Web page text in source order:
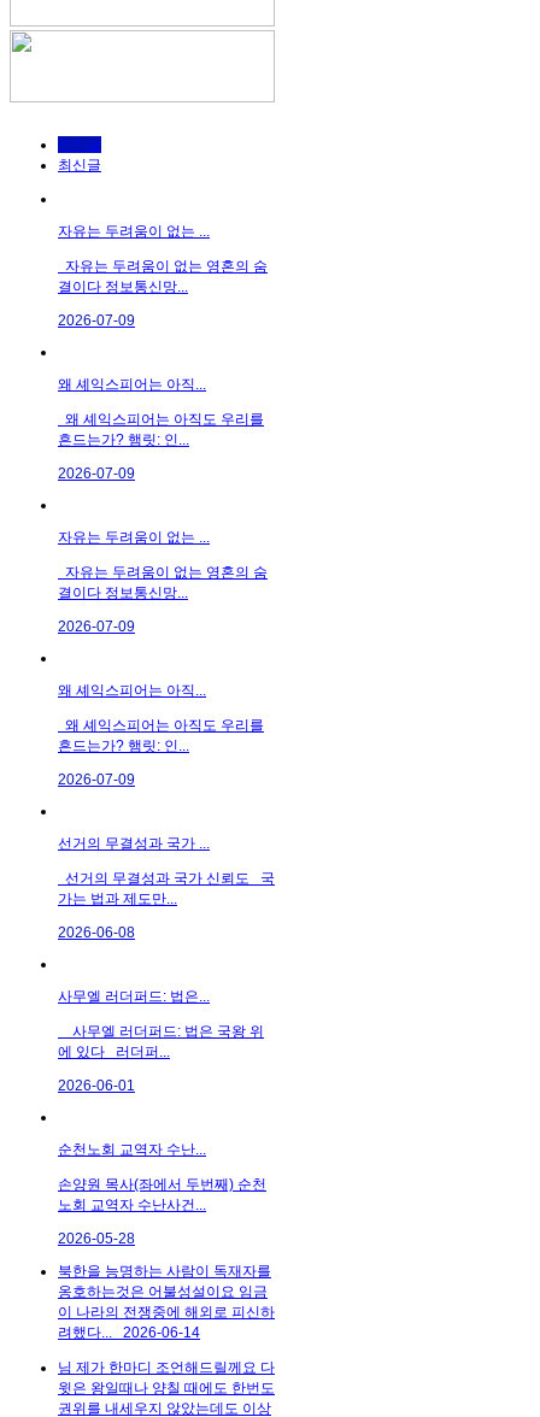
인기글
최신글
자유는 두려움이 없는 ...
자유는 두려움이 없는 영혼의 숨
결이다 정보통신망...
2026-07-09
왜 셰익스피어는 아직...
왜 셰익스피어는 아직도 우리를
흔드는가? 햄릿: 인...
2026-07-09
자유는 두려움이 없는 ...
자유는 두려움이 없는 영혼의 숨
결이다 정보통신망...
2026-07-09
왜 셰익스피어는 아직...
왜 셰익스피어는 아직도 우리를
흔드는가? 햄릿: 인...
2026-07-09
선거의 무결성과 국가 ...
선거의 무결성과 국가 신뢰도 국
가는 법과 제도만...
2026-06-08
사무엘 러더퍼드: 법은...
사무엘 러더퍼드: 법은 국왕 위
에 있다 러더퍼...
2026-06-01
순천노회 교역자 수난...
손양원 목사(좌에서 두번째) 순천
노회 교역자 수난사건...
2026-05-28
북한을 능명하는 사람이 독재자를
옹호하는것은 어불성설이요 임금
이 나라의 전쟁중에 해외로 피신하
려했다...
2026-06-14
님 제가 한마디 조언해드릴께요 다
윗은 왕일때나 양칠 때에도 한번도
권위를 내세우지 않았는데도 이상